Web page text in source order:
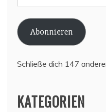
Mail-
Adresse
Abonnieren
Schließe dich 147
KATEGORIEN